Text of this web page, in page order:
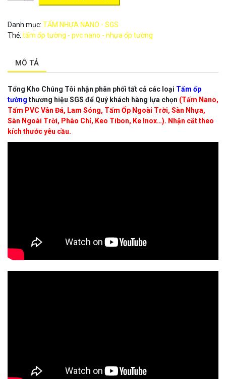
Danh mục: TẤM NHỰA NANO - SGS
Thẻ: tấm ốp tường - pvc nano - nhựa ốp tường
MÔ TẢ
Tổng Kho Chúng Tôi nhận phân phối tất cả các loại Tấm ốp
tường thương hiệu SGS để Quý khách hàng lựa chọn (Tấm Nano,
Tấm PVC Vân Đá, Lam Sóng, Tấm Ốp Ngoài Trời, Sàn Nhựa,
Sàn Ngoài Trời, Phào Chỉ, Keo Tibon, Ke Inox…). Nhận cắt theo
kích thước yêu cầu.